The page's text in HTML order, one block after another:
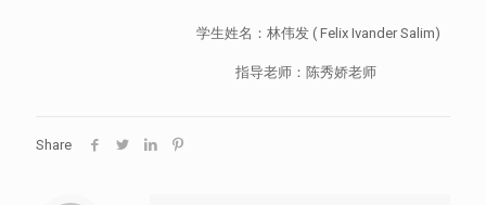
学生姓名：林伟发 ( Felix Ivander Salim)
指导老师：陈秀娇老师
Share